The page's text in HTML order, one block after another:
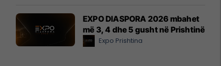
EXPO DIASPORA 2026 mbahet
më 3, 4 dhe 5 gusht në Prishtinë
Expo Prishtina